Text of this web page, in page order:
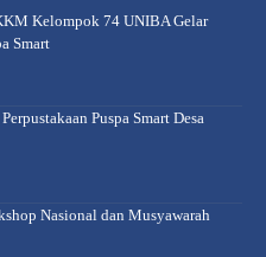
Kelompok 74 UNIBA Gelar
Smart
Puspa Smart Desa
Nasional dan Musyawarah